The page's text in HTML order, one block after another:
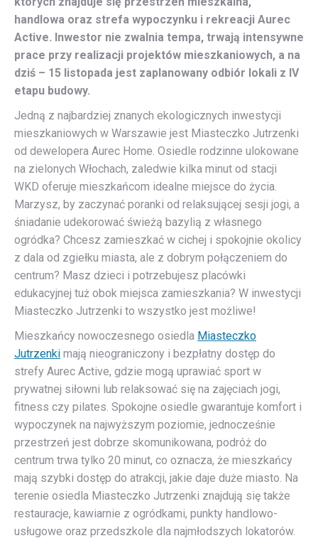
handlowa oraz strefa wypoczynku i rekreacji Aurec
Active. Inwestor nie zwalnia tempa, trwają intensywne
prace przy realizacji projektów mieszkaniowych, a na
dziś – 15 listopada jest zaplanowany odbiór lokali z IV
etapu budowy.
Jedną z najbardziej znanych ekologicznych inwestycji
mieszkaniowych w Warszawie jest Miasteczko Jutrzenki
od dewelopera Aurec Home. Osiedle rodzinne ulokowane
na zielonych Włochach, zaledwie kilka minut od stacji
WKD oferuje mieszkańcom idealne miejsce do życia.
Marzysz, by zaczynać poranki od relaksującej sesji jogi, a
śniadanie udekorować świeżą bazylią z własnego
ogródka? Chcesz zamieszkać w cichej i spokojnie okolicy
z dala od zgiełku miasta, ale z dobrym połączeniem do
centrum? Masz dzieci i potrzebujesz placówki
edukacyjnej tuż obok miejsca zamieszkania? W inwestycji
Miasteczko Jutrzenki to wszystko jest możliwe!
Mieszkańcy nowoczesnego osiedla Miasteczko
Jutrzenki mają nieograniczony i bezpłatny dostęp do
strefy Aurec Active, gdzie mogą uprawiać sport w
prywatnej siłowni lub relaksować się na zajęciach jogi,
fitness czy pilates. Spokojne osiedle gwarantuje komfort i
wypoczynek na najwyższym poziomie, jednocześnie
przestrzeń jest dobrze skomunikowana, podróż do
centrum trwa tylko 20 minut, co oznacza, że mieszkańcy
mają szybki dostęp do atrakcji, jakie daje duże miasto. Na
terenie osiedla Miasteczko Jutrzenki znajdują się także
restauracje, kawiarnie z ogródkami, punkty handlowo-
usługowe oraz przedszkole dla najmłodszych lokatorów.